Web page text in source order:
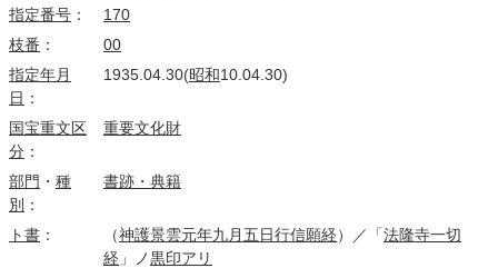
指定番号 ：
170
枝番 ：
00
指定年月
日 ：
1935.04.30(昭和10.04.30)
国宝重文区
分 ：
重要文化財
部門 ・ 種
別 ：
書跡・典籍
ト書 ： （神護景雲元年九月五日行信願経）／「法隆寺一切
経 」ノ黒印アリ